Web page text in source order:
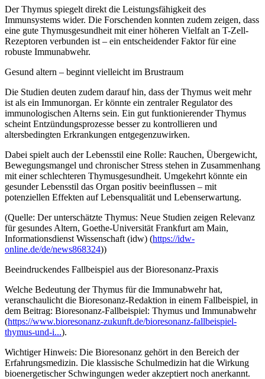
Der Thymus spiegelt direkt die Leistungsfähigkeit des
Immunsystems wider. Die Forschenden konnten zudem zeigen, dass
eine gute Thymusgesundheit mit einer höheren Vielfalt an T-Zell-
Rezeptoren verbunden ist – ein entscheidender Faktor für eine
robuste Immunabwehr.
Gesund altern – beginnt vielleicht im Brustraum
Die Studien deuten zudem darauf hin, dass der Thymus weit mehr
ist als ein Immunorgan. Er könnte ein zentraler Regulator des
immunologischen Alterns sein. Ein gut funktionierender Thymus
scheint Entzündungsprozesse besser zu kontrollieren und
altersbedingten Erkrankungen entgegenzuwirken.
Dabei spielt auch der Lebensstil eine Rolle: Rauchen, Übergewicht,
Bewegungsmangel und chronischer Stress stehen in Zusammenhang
mit einer schlechteren Thymusgesundheit. Umgekehrt könnte ein
gesunder Lebensstil das Organ positiv beeinflussen – mit
potenziellen Effekten auf Lebensqualität und Lebenserwartung.
(Quelle: Der unterschätzte Thymus: Neue Studien zeigen Relevanz
für gesundes Altern, Goethe-Universität Frankfurt am Main,
Informationsdienst Wissenschaft (idw) (https://idw-
online.de/de/news868324))
Beeindruckendes Fallbeispiel aus der Bioresonanz-Praxis
Welche Bedeutung der Thymus für die Immunabwehr hat,
veranschaulicht die Bioresonanz-Redaktion in einem Fallbeispiel, in
dem Beitrag: Bioresonanz-Fallbeispiel: Thymus und Immunabwehr
(https://www.bioresonanz-zukunft.de/bioresonanz-fallbeispiel-
thymus-und-i...).
Wichtiger Hinweis: Die Bioresonanz gehört in den Bereich der
Erfahrungsmedizin. Die klassische Schulmedizin hat die Wirkung
bioenergetischer Schwingungen weder akzeptiert noch anerkannt.